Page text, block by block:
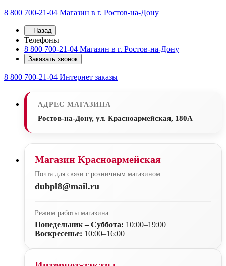
8 800 700-21-04 Магазин в г. Ростов-на-Дону
Назад
Телефоны
8 800 700-21-04 Магазин в г. Ростов-на-Дону
Заказать звонок
8 800 700-21-04 Интернет заказы
АДРЕС МАГАЗИНА
Ростов-на-Дону, ул. Красноармейская, 180А
Магазин Красноармейская
Почта для связи с розничным магазином
dubpl8@mail.ru
Режим работы магазина
Понедельник – Суббота: 10:00–19:00
Воскресенье: 10:00–16:00